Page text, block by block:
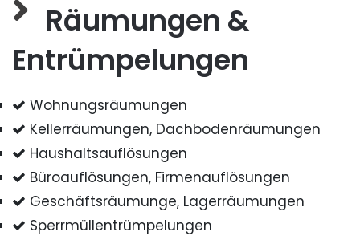
Räumungen &
Entrümpelungen
Wohnungsräumungen
Kellerräumungen, Dachbodenräumungen
Haushaltsauflösungen
Büroauflösungen, Firmenauflösungen
Geschäftsräumunge, Lagerräumungen
Sperrmüllentrümpelungen